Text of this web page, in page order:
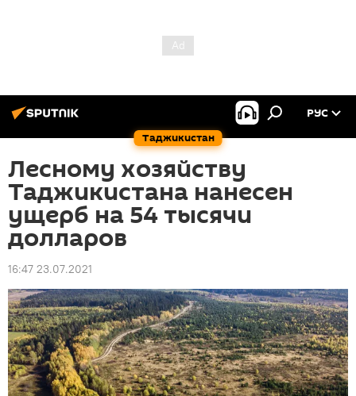
Таджикистан
РУС
Лесному хозяйству
Таджикистана нанесен
ущерб на 54 тысячи
долларов
16:47 23.07.2021